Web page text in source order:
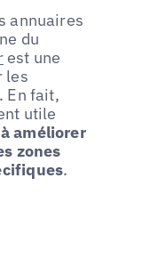
annuaires
du
est une
les
En fait,
utile
améliorer
zones
.